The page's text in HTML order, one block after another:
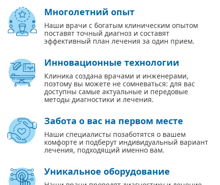
Многолетний опыт
Наши врачи с богатым клиническим опытом
поставят точный диагноз и составят
эффективный план лечения за один прием.
Инновационные технологии
Клиника создана врачами и инженерами,
поэтому вы можете не сомневаться: для вас
доступны самые актуальные и передовые
методы диагностики и лечения.
Забота о вас на первом месте
Наши специалисты позаботятся о вашем
комфорте и подберут индивидуальный вариант
лечения, подходящий именно вам.
Уникальное оборудование